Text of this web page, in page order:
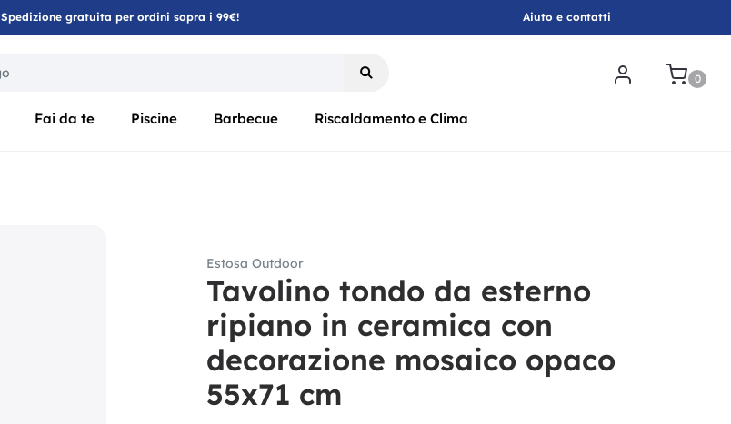
Spedizione gratuita per ordini sopra i 99€! Aiuto e contatti
0
Fai da te Piscine Barbecue Riscaldamento e Clima
Estosa Outdoor
Tavolino tondo da esterno
ripiano in ceramica con
decorazione mosaico opaco
55x71 cm